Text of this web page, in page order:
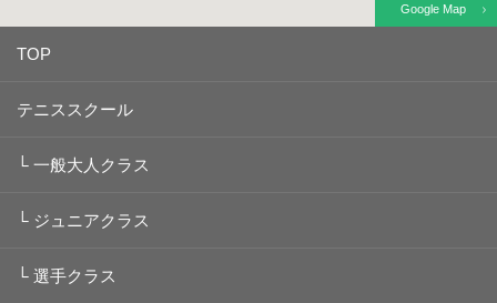
Google Map
TOP
テニススクール
└ 一般大人クラス
└ ジュニアクラス
└ 選手クラス